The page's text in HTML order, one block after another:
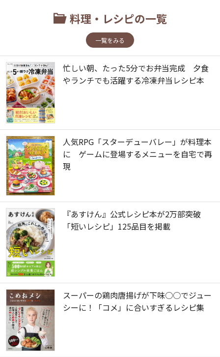
料理・レシピの一覧
一覧をみる
忙しい朝、たった5分でお弁当完成 夕食
やランチでも活躍する冷凍弁当レシピ本
人気RPG「スターデューバレー」が料理本
に ゲームに登場するメニューを自宅で再
現
『あすけん』公式レシピ本が2万部突破
「短いレシピ」125品目を掲載
スーパーの鶏肉唐揚げが下味○○でジュー
シーに！「コメ」に合いすぎるレシピ集